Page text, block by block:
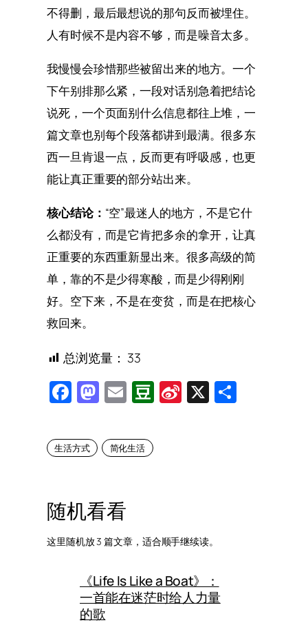
不得删，最后最想说的那句反而被埋住。
人有时候不是内容不够，而是噪音太多。
我慢慢会珍惜那些被留出来的地方。一个
下午别排那么紧，一段对话别急着把结论
说死，一个页面别什么信息都往上堆，一
篇文章也别每个段落都讲到最满。很多东
西一旦肯退一点，反而更有呼吸感，也更
能让真正重要的部分站出来。
核心结论： “空”最迷人的地方，不是它什
么都没有，而是它肯把多余的拿开，让真
正重要的东西重新显出来。很多高级的简
单，靠的不是少得寒酸，而是少得刚刚
好。空下来，不是在变贫，而是在把核心
救回来。
总浏览量： 33
Facebook
Mastodon
EmailDouban
Sina
X
生活方式 简化生活
随机看看
这里随机放 3 篇文章，适合顺手继续读。
《Life Is Like a Boat》：
一首能在迷茫时给人力量
的歌